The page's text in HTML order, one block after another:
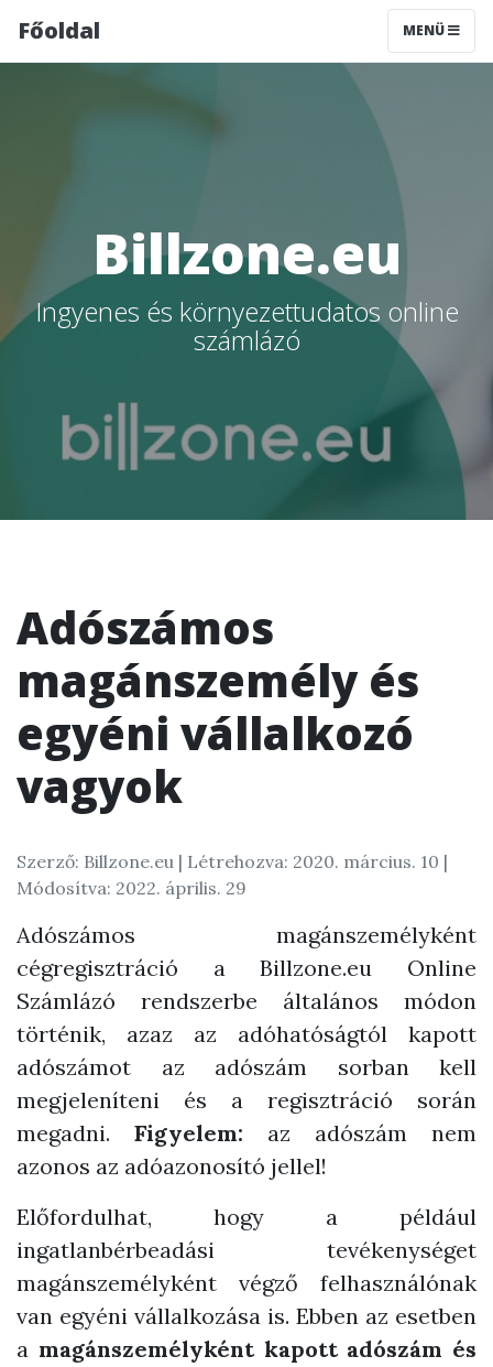
Főoldal MENÜ
Billzone.eu
Ingyenes és környezettudatos online
számlázó
Adószámos
magánszemély és
egyéni vállalkozó
vagyok
Szerző: Billzone.eu | Létrehozva: 2020. március. 10 |
Módosítva: 2022. április. 29
Adószámos magánszemélyként
cégregisztráció a Billzone.eu Online
Számlázó rendszerbe általános módon
történik, azaz az adóhatóságtól kapott
adószámot az adószám sorban kell
megjeleníteni és a regisztráció során
megadni. Figyelem: az adószám nem
azonos az adóazonosító jellel!
Előfordulhat, hogy a például
ingatlanbérbeadási tevékenységet
magánszemélyként végző felhasználónak
van egyéni vállalkozása is. Ebben az esetben
a magánszemélyként kapott adószám és